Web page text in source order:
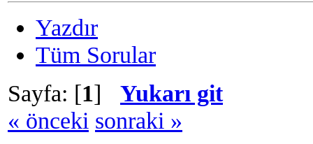
Yazdır
Tüm Sorular
Sayfa: [1] Yukarı git
« önceki sonraki »